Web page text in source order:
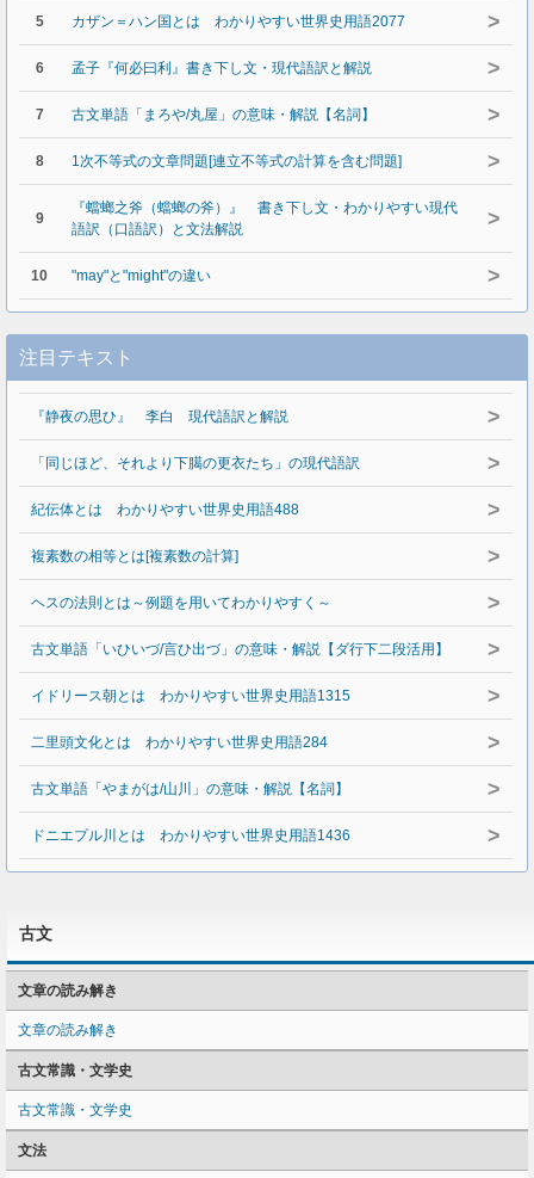
5 カザン＝ハン国とは わかりやすい世界史用語2077 >
6 孟子『何必曰利』書き下し文・現代語訳と解説 >
7 古文単語「まろや/丸屋」の意味・解説【名詞】 >
8 1次不等式の文章問題[連立不等式の計算を含む問題] >
9
『蟷螂之斧（蟷螂の斧）』 書き下し文・わかりやすい現代
語訳（口語訳）と文法解説
>
10 "may"と"might"の違い >
注目テキスト
『静夜の思ひ』 李白 現代語訳と解説 >
「同じほど、それより下臈の更衣たち」の現代語訳 >
紀伝体とは わかりやすい世界史用語488 >
複素数の相等とは[複素数の計算] >
ヘスの法則とは～例題を用いてわかりやすく～ >
古文単語「いひいづ/言ひ出づ」の意味・解説【ダ行下二段活用】 >
イドリース朝とは わかりやすい世界史用語1315 >
二里頭文化とは わかりやすい世界史用語284 >
古文単語「やまがは/山川」の意味・解説【名詞】 >
ドニエプル川とは わかりやすい世界史用語1436 >
古文
文章の読み解き
文章の読み解き
古文常識・文学史
古文常識・文学史
文法